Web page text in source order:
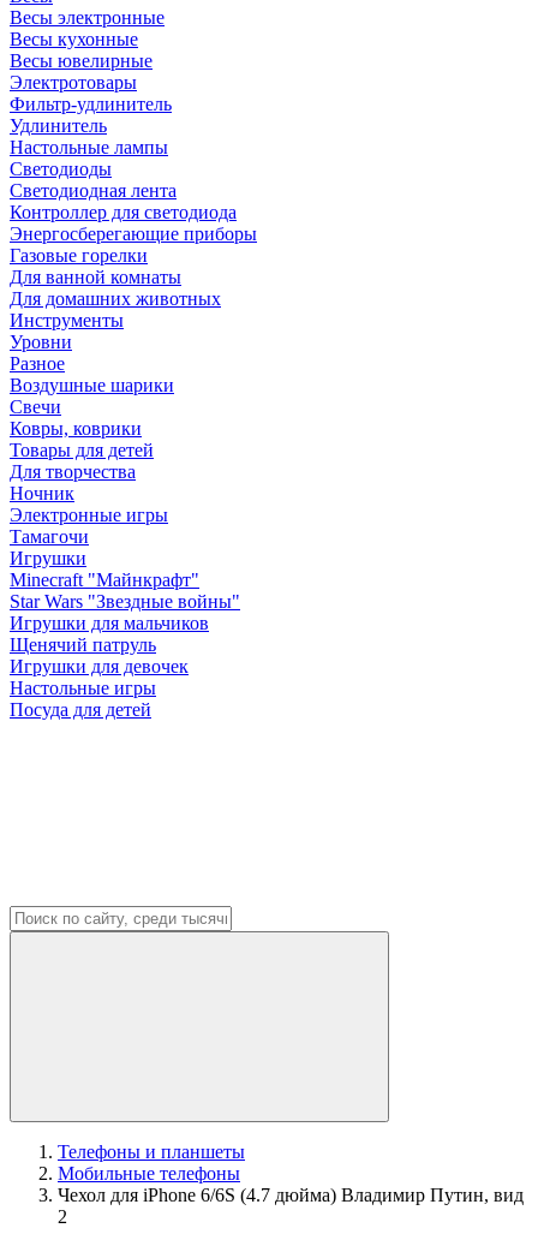
Весы электронные
Весы кухонные
Весы ювелирные
Электротовары
Фильтр-удлинитель
Удлинитель
Настольные лампы
Светодиоды
Светодиодная лента
Контроллер для светодиода
Энергосберегающие приборы
Газовые горелки
Для ванной комнаты
Для домашних животных
Инструменты
Уровни
Разное
Воздушные шарики
Свечи
Ковры, коврики
Товары для детей
Для творчества
Ночник
Электронные игры
Тамагочи
Игрушки
Minecraft "Майнкрафт"
Star Wars "Звездные войны"
Игрушки для мальчиков
Щенячий патруль
Игрушки для девочек
Настольные игры
Посуда для детей
Телефоны и планшеты
Мобильные телефоны
Чехол для iPhone 6/6S (4.7 дюйма) Владимир Путин, вид
2